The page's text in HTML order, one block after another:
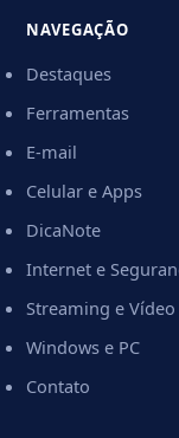
NAVEGAÇÃO
Destaques
Ferramentas
E-mail
Celular e Apps
DicaNote
Internet e
Streaming e Vídeo
Windows e PC
Contato